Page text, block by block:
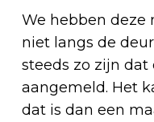
We hebben deze
niet langs de
steeds zo zijn
aangemeld. Het
dat is dan een